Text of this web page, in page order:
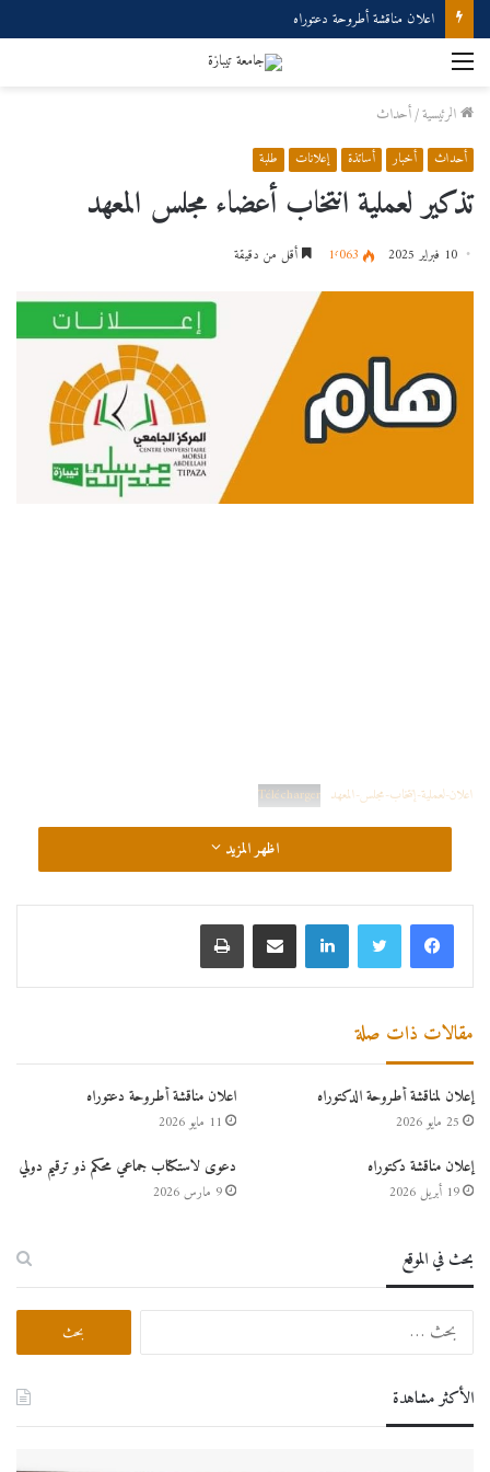
اعلان مناقشة أطروحة دعتوراه
الرئيسية/أحداث
أحداث أخبار أساتذة إعلانات طلبة
تذكير لعملية انتخاب أعضاء مجلس المعهد
10 فبراير 2025 1٬063 أقل من دقيقة
اعلان-لعملية-إنتخاب-مجلس-المعهد Télécharger
اظهر المزيد
مقالات ذات صلة
إعلان لمناقشة أطروحة الدكتوراه
25 مايو 2026
اعلان مناقشة أطروحة دعتوراه
11 مايو 2026
إعلان مناقشة دكتوراه
19 أبريل 2026
دعوى لاستكتاب جماعي محكم ذو ترقيم دولي
9 مارس 2026
بحث في الموقع
الأكثر مشاهدة